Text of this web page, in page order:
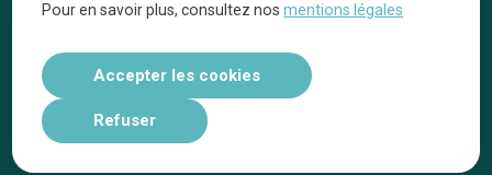
Tops 10
Pour en savoir plus, consultez nosmentions légales
Accepter les cookies
Refuser